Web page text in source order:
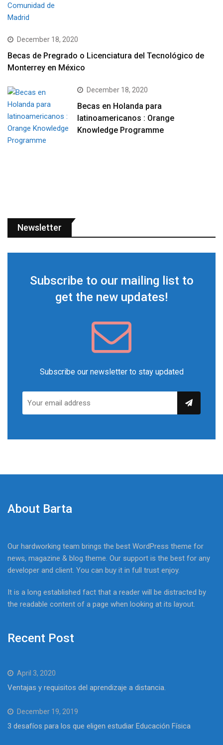
December 18, 2020
Becas de Pregrado o Licenciatura del Tecnológico de
Monterrey en México
December 18, 2020
Becas en Holanda para
latinoamericanos : Orange
Knowledge Programme
Newsletter
Subscribe to our mailing list to
get the new updates!
Subscribe our newsletter to stay updated
About Barta
Our hardworking team brings the best WordPress theme for
news, magazine & blog theme. Our support is the best for any
developer and client. You can buy it in full trust enjoy.
It is a long established fact that a reader will be distracted by
the readable content of a page when looking at its layout.
Recent Post
April 3, 2020
Ventajas y requisitos del aprendizaje a distancia.
December 19, 2019
3 desafíos para los que eligen estudiar Educación Física